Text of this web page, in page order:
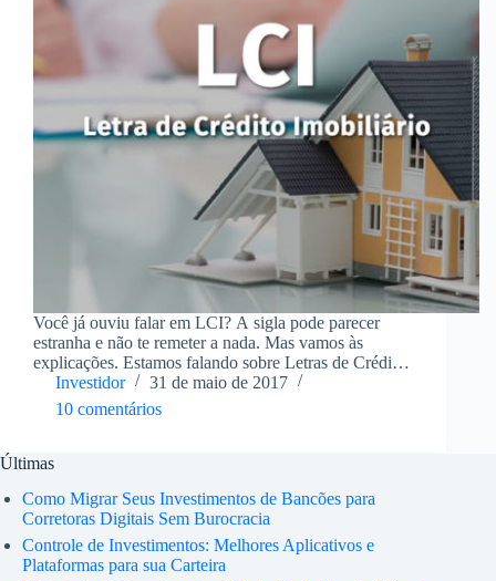
Você já ouviu falar em LCI? A sigla pode parecer
estranha e não te remeter a nada. Mas vamos às
explicações. Estamos falando sobre Letras de Crédito
Imobiliário, ou seja, títulos de renda fixa que são
emitidos por instituições financeiras…
Investidor
31 de maio de 2017
10 comentários
Últimas
Como Migrar Seus Investimentos de Bancões para
Corretoras Digitais Sem Burocracia
Controle de Investimentos: Melhores Aplicativos e
Plataformas para sua Carteira